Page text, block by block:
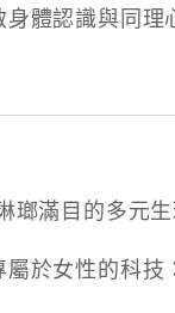
體認識與同理
滿目的多元生
於女性的科技